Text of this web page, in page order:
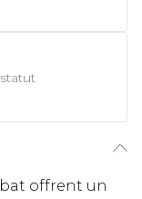
offrent un